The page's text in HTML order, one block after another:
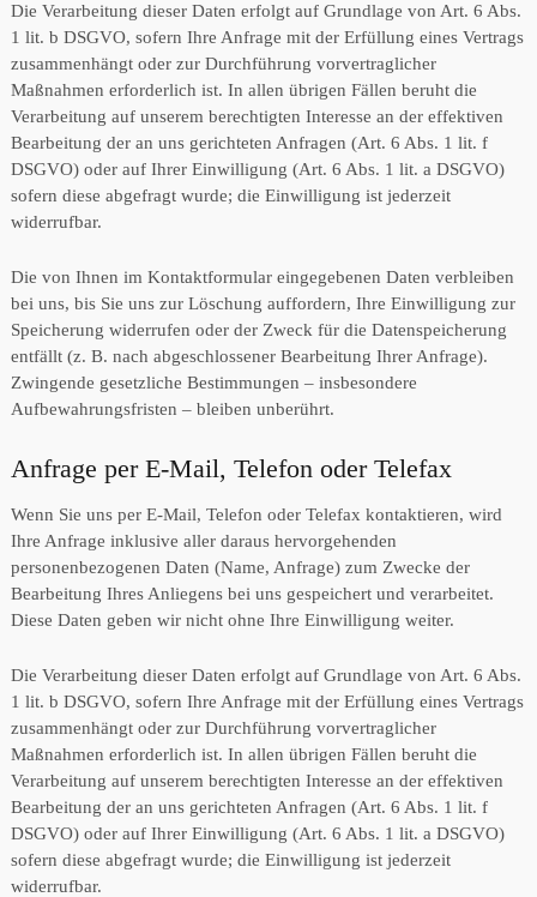
Die Verarbeitung dieser Daten erfolgt auf Grundlage von Art. 6 Abs.
1 lit. b DSGVO, sofern Ihre Anfrage mit der Erfüllung eines Vertrags
zusammenhängt oder zur Durchführung vorvertraglicher
Maßnahmen erforderlich ist. In allen übrigen Fällen beruht die
Verarbeitung auf unserem berechtigten Interesse an der effektiven
Bearbeitung der an uns gerichteten Anfragen (Art. 6 Abs. 1 lit. f
DSGVO) oder auf Ihrer Einwilligung (Art. 6 Abs. 1 lit. a DSGVO)
sofern diese abgefragt wurde; die Einwilligung ist jederzeit
widerrufbar.
Die von Ihnen im Kontaktformular eingegebenen Daten verbleiben
bei uns, bis Sie uns zur Löschung auffordern, Ihre Einwilligung zur
Speicherung widerrufen oder der Zweck für die Datenspeicherung
entfällt (z. B. nach abgeschlossener Bearbeitung Ihrer Anfrage).
Zwingende gesetzliche Bestimmungen – insbesondere
Aufbewahrungsfristen – bleiben unberührt.
Anfrage per E-Mail, Telefon oder Telefax
Wenn Sie uns per E-Mail, Telefon oder Telefax kontaktieren, wird
Ihre Anfrage inklusive aller daraus hervorgehenden
personenbezogenen Daten (Name, Anfrage) zum Zwecke der
Bearbeitung Ihres Anliegens bei uns gespeichert und verarbeitet.
Diese Daten geben wir nicht ohne Ihre Einwilligung weiter.
Die Verarbeitung dieser Daten erfolgt auf Grundlage von Art. 6 Abs.
1 lit. b DSGVO, sofern Ihre Anfrage mit der Erfüllung eines Vertrags
zusammenhängt oder zur Durchführung vorvertraglicher
Maßnahmen erforderlich ist. In allen übrigen Fällen beruht die
Verarbeitung auf unserem berechtigten Interesse an der effektiven
Bearbeitung der an uns gerichteten Anfragen (Art. 6 Abs. 1 lit. f
DSGVO) oder auf Ihrer Einwilligung (Art. 6 Abs. 1 lit. a DSGVO)
sofern diese abgefragt wurde; die Einwilligung ist jederzeit
widerrufbar.